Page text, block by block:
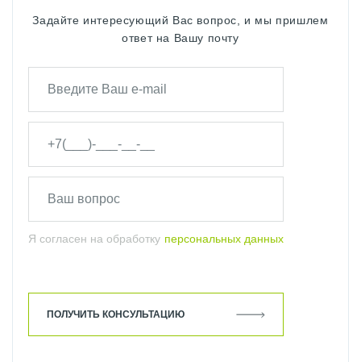
Задайте интересующий Вас вопрос, и мы пришлем
ответ на Вашу почту
Я согласен на обработку персональных данных
ПОЛУЧИТЬ КОНСУЛЬТАЦИЮ